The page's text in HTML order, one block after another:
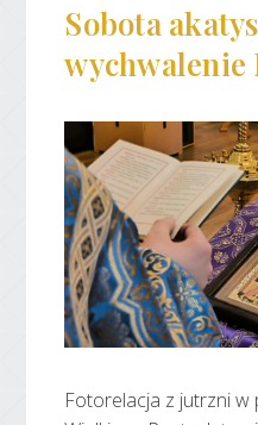
Sobota
wychwalenie
Fotorelacja z jutrzni w